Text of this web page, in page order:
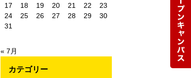
17
18 19 20 21 22
23
24
25 26 27 28 29
30
31
« 7月
カテゴリー